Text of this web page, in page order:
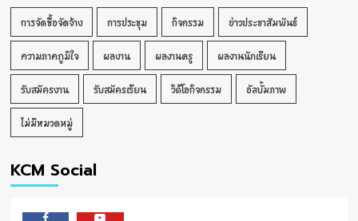
การจัดซื้อจัดจ้าง การประชุม กิจกรรม ข่าวประชาสัมพันธ์
ความภาคภูมิใจ ผลงาน ผลงานครู ผลงานนักเรียน
รับสมัครงาน รับสมัครเรียน วิดีโอกิจกรรม อัลบั้มภาพ
ไม่มีหมวดหมู่
KCM Social